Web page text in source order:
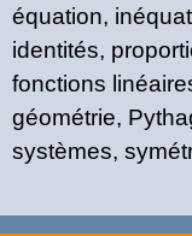
équation,
identités,
fonctions
géométrie,
systèmes,